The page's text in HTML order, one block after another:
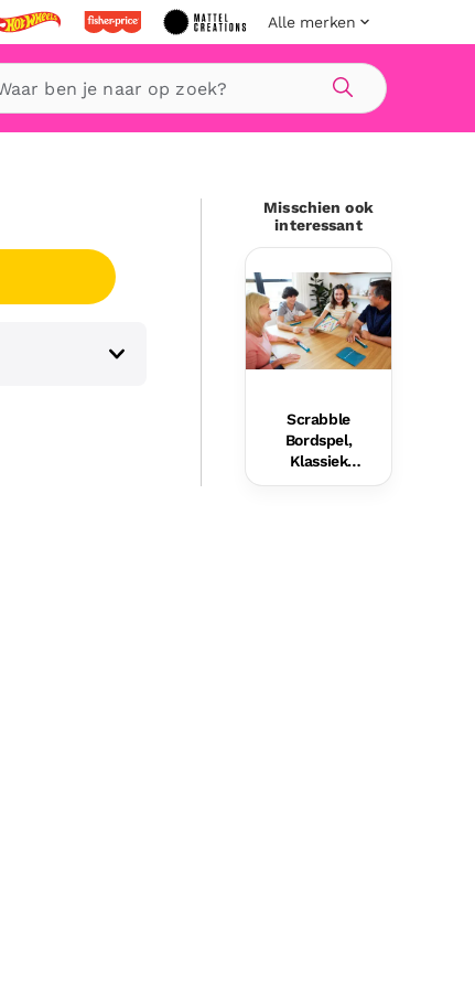
Alle merken
Zoeken
Misschien ook
interessant
Scrabble
Bordspel,
Klassiek
Woordspel